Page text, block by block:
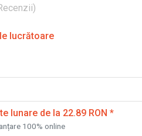
)
lucrătoare
lunare de la 22.89 RON *
100% online